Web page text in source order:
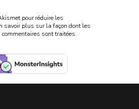
pour réduire les
savoir plus sur la façon dont les
commentaires sont traitées.